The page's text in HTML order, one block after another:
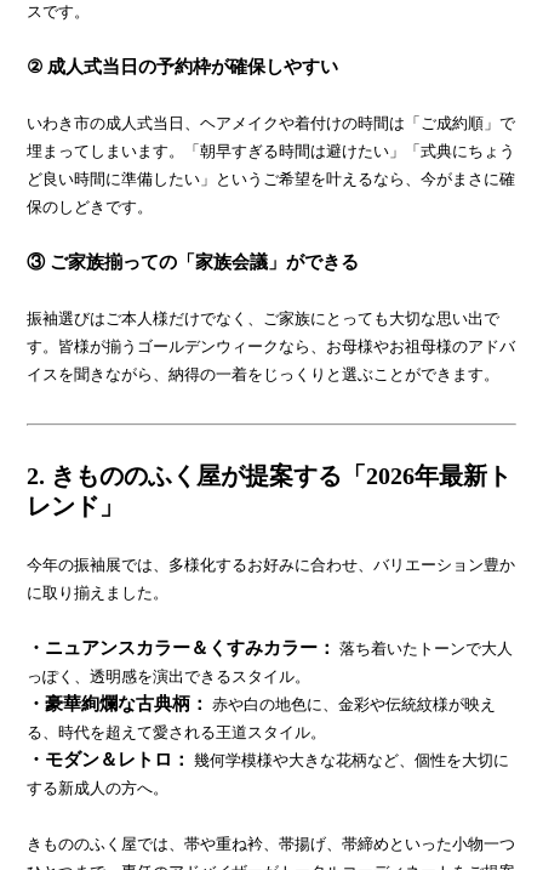
スです。
② 成人式当日の予約枠が確保しやすい
いわき市の成人式当日、ヘアメイクや着付けの時間は「ご成約順」で
埋まってしまいます。「朝早すぎる時間は避けたい」「式典にちょう
ど良い時間に準備したい」というご希望を叶えるなら、今がまさに確
保のしどきです。
③ ご家族揃っての「家族会議」ができる
振袖選びはご本人様だけでなく、ご家族にとっても大切な思い出で
す。皆様が揃うゴールデンウィークなら、お母様やお祖母様のアドバ
イスを聞きながら、納得の一着をじっくりと選ぶことができます。
2. きもののふく屋が提案する「2026年最新ト
レンド」
今年の振袖展では、多様化するお好みに合わせ、バリエーション豊か
に取り揃えました。
・ニュアンスカラー＆くすみカラー： 落ち着いたトーンで大人
っぽく、透明感を演出できるスタイル。
・豪華絢爛な古典柄： 赤や白の地色に、金彩や伝統紋様が映え
る、時代を超えて愛される王道スタイル。
・モダン＆レトロ： 幾何学模様や大きな花柄など、個性を大切に
する新成人の方へ。
きもののふく屋では、帯や重ね衿、帯揚げ、帯締めといった小物一つ